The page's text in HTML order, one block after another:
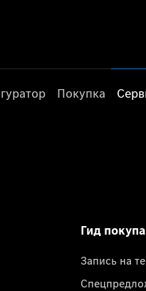
Покупка
Гид
Запись на